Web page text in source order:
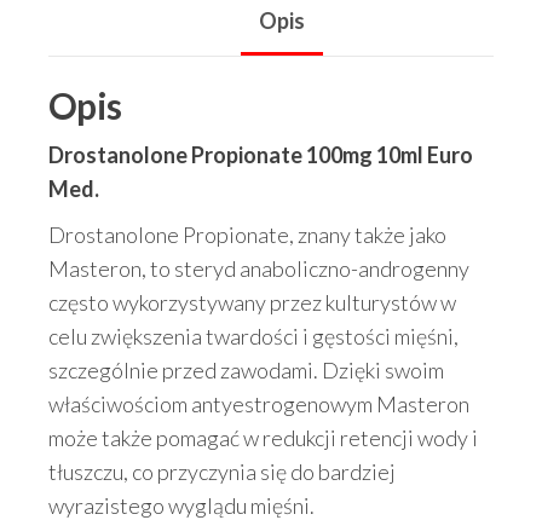
zastrzyku
Opis
Opis
Drostanolone Propionate 100mg 10ml Euro
Med.
Drostanolone Propionate, znany także jako
Masteron, to steryd anaboliczno-androgenny
często wykorzystywany przez kulturystów w
celu zwiększenia twardości i gęstości mięśni,
szczególnie przed zawodami. Dzięki swoim
właściwościom antyestrogenowym Masteron
może także pomagać w redukcji retencji wody i
tłuszczu, co przyczynia się do bardziej
wyrazistego wyglądu mięśni.